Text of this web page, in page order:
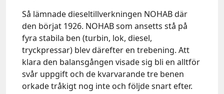
Så lämnade dieseltillverkningen NOHAB där
den börjat 1926. NOHAB som ansetts stå på
fyra stabila ben (turbin, lok, diesel,
tryckpressar) blev därefter en trebening. Att
klara den balansgången visade sig bli en alltför
svår uppgift och de kvarvarande tre benen
orkade tråkigt nog inte och följde snart efter.